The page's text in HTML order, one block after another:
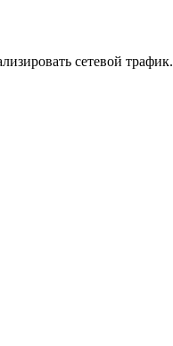
сетевой трафик.